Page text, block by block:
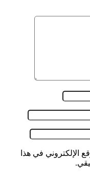
الإلكتروني في هذا